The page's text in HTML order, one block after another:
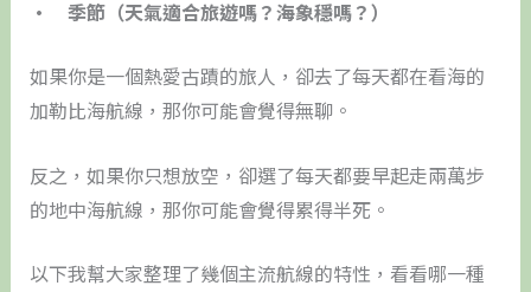
•​ 季節（天氣適合旅遊嗎？海象穩嗎？）
如果你是一個熱愛古蹟的旅人，卻去了每天都在看海的
加勒比海航線，那你可能會覺得無聊。
反之，如果你只想放空，卻選了每天都要早起走兩萬步
的地中海航線，那你可能會覺得累得半死。
以下我幫大家整理了幾個主流航線的特性，看看哪一種